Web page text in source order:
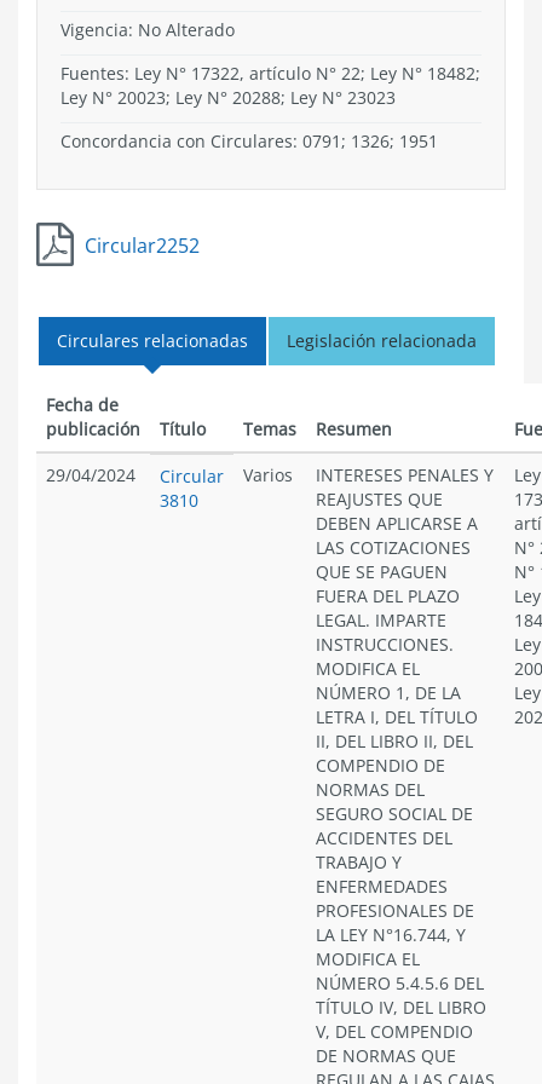
Vigencia: No Alterado
Fuentes: Ley N° 17322, artículo N° 22; Ley N° 18482;
Ley N° 20023; Ley N° 20288; Ley N° 23023
Concordancia con Circulares: 0791; 1326; 1951
Circular2252
Circulares relacionadas Legislación relacionada
Fecha de
publicación
Título Temas Resumen
29/04/2024
Circular
3810
Varios
INTERESES PENALES Y
REAJUSTES QUE
DEBEN APLICARSE A
LAS COTIZACIONES
QUE SE PAGUEN
FUERA DEL PLAZO
LEGAL. IMPARTE
INSTRUCCIONES.
MODIFICA EL
NÚMERO 1, DE LA
LETRA I, DEL TÍTULO
II, DEL LIBRO II, DEL
COMPENDIO DE
NORMAS DEL
SEGURO SOCIAL DE
ACCIDENTES DEL
TRABAJO Y
ENFERMEDADES
PROFESIONALES DE
LA LEY N°16.744, Y
MODIFICA EL
NÚMERO 5.4.5.6 DEL
TÍTULO IV, DEL LIBRO
V, DEL COMPENDIO
DE NORMAS QUE
N°
N°